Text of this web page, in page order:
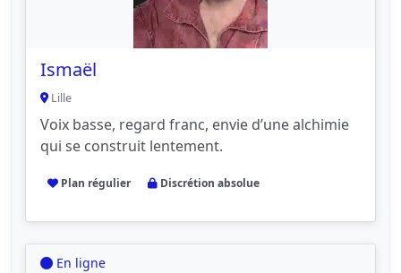
Ismaël
Lille
Voix basse, regard franc, envie d’une alchimie
qui se construit lentement.
Plan régulier Discrétion absolue
En ligne